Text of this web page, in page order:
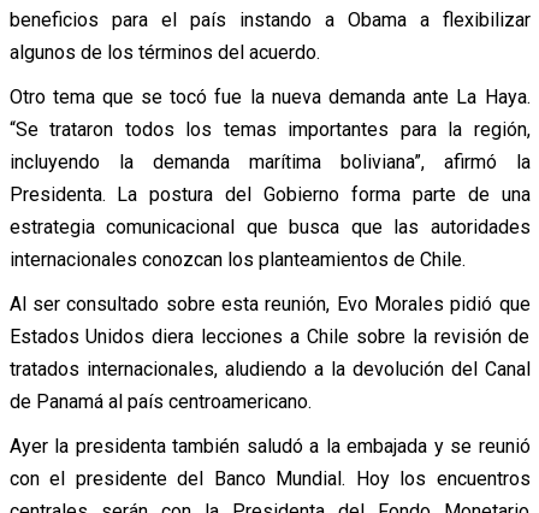
beneficios para el país instando a Obama a flexibilizar
algunos de los términos del acuerdo.
Otro tema que se tocó fue la nueva demanda ante La Haya.
“Se trataron todos los temas importantes para la región,
incluyendo la demanda marítima boliviana”, afirmó la
Presidenta. La postura del Gobierno forma parte de una
estrategia comunicacional que busca que las autoridades
internacionales conozcan los planteamientos de Chile.
Al ser consultado sobre esta reunión, Evo Morales pidió que
Estados Unidos diera lecciones a Chile sobre la revisión de
tratados internacionales, aludiendo a la devolución del Canal
de Panamá al país centroamericano.
Ayer la presidenta también saludó a la embajada y se reunió
con el presidente del Banco Mundial. Hoy los encuentros